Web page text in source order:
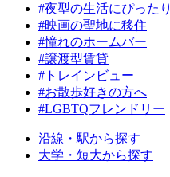
#夜型の生活にぴったり
#映画の聖地に移住
#憧れのホームバー
#譲渡型賃貸
#トレインビュー
#お散歩好きの方へ
#LGBTQフレンドリー
沿線・駅から探す
大学・短大から探す